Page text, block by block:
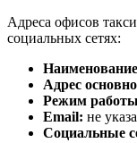
Адреса офисов
социальных сетях:
Адрес
Режим
Email: не
Социальные